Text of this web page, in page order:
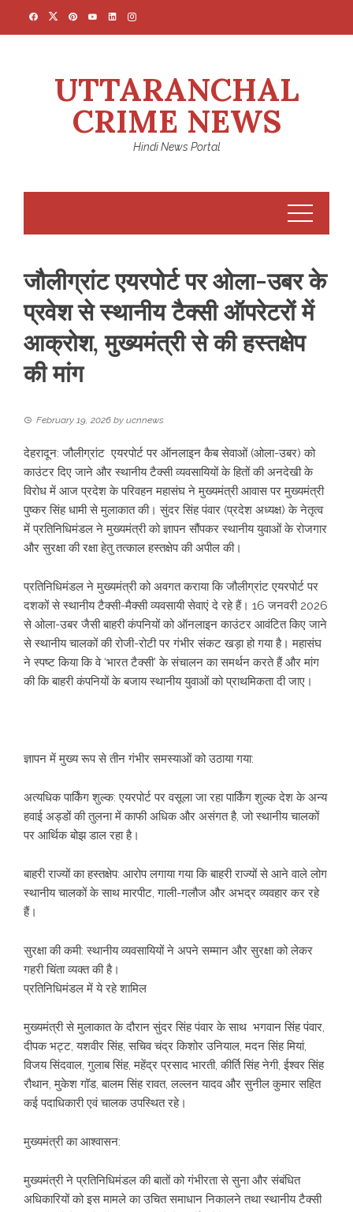
UTTARANCHAL
CRIME NEWS
Hindi News Portal
जौलीग्रांट एयरपोर्ट पर ओला-उबर के
प्रवेश से स्थानीय टैक्सी ऑपरेटरों में
आक्रोश, मुख्यमंत्री से की हस्तक्षेप
की मांग
February 19, 2026 by ucnnews
देहरादून: जौलीग्रांट एयरपोर्ट पर ऑनलाइन कैब सेवाओं (ओला-उबर) को
काउंटर दिए जाने और स्थानीय टैक्सी व्यवसायियों के हितों की अनदेखी के
विरोध में आज प्रदेश के परिवहन महासंघ ने मुख्यमंत्री आवास पर मुख्यमंत्री
पुष्कर सिंह धामी से मुलाकात की। सुंदर सिंह पंवार (प्रदेश अध्यक्ष) के नेतृत्व
में प्रतिनिधिमंडल ने मुख्यमंत्री को ज्ञापन सौंपकर स्थानीय युवाओं के रोजगार
और सुरक्षा की रक्षा हेतु तत्काल हस्तक्षेप की अपील की।
​प्रतिनिधिमंडल ने मुख्यमंत्री को अवगत कराया कि जौलीग्रांट एयरपोर्ट पर
दशकों से स्थानीय टैक्सी-मैक्सी व्यवसायी सेवाएं दे रहे हैं। 16 जनवरी 2026
से ओला-उबर जैसी बाहरी कंपनियों को ऑनलाइन काउंटर आवंटित किए जाने
से स्थानीय चालकों की रोजी-रोटी पर गंभीर संकट खड़ा हो गया है। महासंघ
ने स्पष्ट किया कि वे ‘भारत टैक्सी’ के संचालन का समर्थन करते हैं और मांग
की कि बाहरी कंपनियों के बजाय स्थानीय युवाओं को प्राथमिकता दी जाए।
​ज्ञापन में मुख्य रूप से तीन गंभीर समस्याओं को उठाया गया:
​अत्यधिक पार्किंग शुल्क: एयरपोर्ट पर वसूला जा रहा पार्किंग शुल्क देश के अन्य
हवाई अड्डों की तुलना में काफी अधिक और असंगत है, जो स्थानीय चालकों
पर आर्थिक बोझ डाल रहा है।
​बाहरी राज्यों का हस्तक्षेप: आरोप लगाया गया कि बाहरी राज्यों से आने वाले लोग
स्थानीय चालकों के साथ मारपीट, गाली-गलौज और अभद्र व्यवहार कर रहे
हैं।
​सुरक्षा की कमी: स्थानीय व्यवसायियों ने अपने सम्मान और सुरक्षा को लेकर
गहरी चिंता व्यक्त की है।
​प्रतिनिधिमंडल में ये रहे शामिल
​मुख्यमंत्री से मुलाकात के दौरान सुंदर सिंह पंवार के साथ भगवान सिंह पंवार,
दीपक भट्ट, यशवीर सिंह, सचिव चंद्र किशोर उनियाल, मदन सिंह मियां,
विजय सिंदवाल, गुलाब सिंह, महेंद्र प्रसाद भारती, कीर्ति सिंह नेगी, ईश्वर सिंह
रौथान, मुकेश गॉड, बालम सिंह रावत, लल्लन यादव और सुनील कुमार सहित
कई पदाधिकारी एवं चालक उपस्थित रहे।
​मुख्यमंत्री का आश्वासन:
मुख्यमंत्री ने प्रतिनिधिमंडल की बातों को गंभीरता से सुना और संबंधित
अधिकारियों को इस मामले का उचित समाधान निकालने तथा स्थानीय टैक्सी